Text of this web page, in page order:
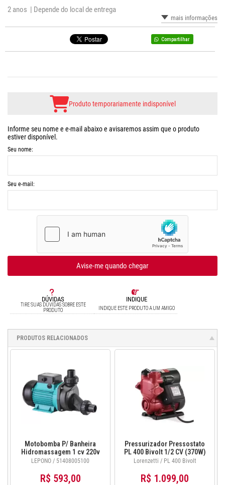
2 anos | Depende do local de entrega
mais informações
Compartilhar
DÚVIDAS
TIRE SUAS DÚVIDAS SOBRE ESTE
PRODUTO
INDIQUE
INDIQUE ESTE PRODUTO A UM AMIGO
Produto temporariamente indisponível
Informe seu nome e e-mail abaixo e avisaremos assim que o produto
estiver disponível.
Seu nome:
Seu e-mail:
Avise-me quando chegar
PRODUTOS RELACIONADOS
Motobomba P/ Banheira
Hidromassagem 1 cv 220v
LSPA 1100 Lepono
LEPONO / 51408005100
R$ 593,00
Pressurizador Pressostato
PL 400 Bivolt 1/2 CV (370W)
Lorenzetti
Lorenzetti / PL 400 Bivolt
R$ 1.099,00